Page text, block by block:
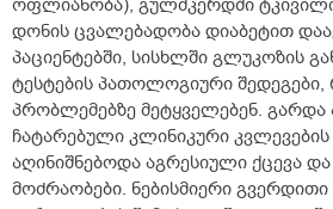
ოფლიანობა), გულმკერდში
დონის ცვალებადობა დიაბეტით
პაციენტებში, სისხლში გლუკოზის
ტესტების პათოლოგიური
პრობლემებზე მეტყველებენ. გარდა
ჩატარებული კლინიკური
აღინიშნებოდა აგრესიული ქცევა
მოძრაობები. ნებისმიერი